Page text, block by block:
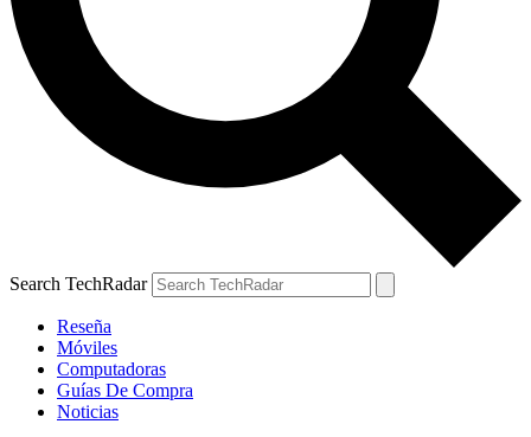
Search TechRadar
Reseña
Móviles
Computadoras
Guías De Compra
Noticias